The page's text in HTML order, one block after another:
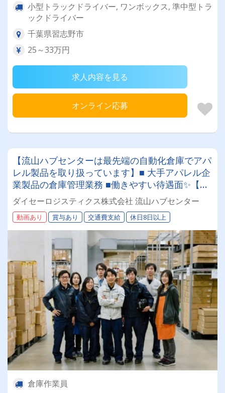
小型トラックドライバー, ワンボックス, 準中型トラ
ックドライバー
千葉県習志野市
25～33万円
求人内容を見る
オンライン応募
【流山ハブセンターは最先端の自動化倉庫でアパ
レル製品を取り扱っています】■ 大手アパレル企
業製品の倉庫管理業務 ■働きやすい待遇面✨【✓
賞与 ✓退職金 ✓月9日以上休み】充実のサポート
＆フォロー♪♪業界未経験から始められます！！
ダイセーロジスティクス株式会社 流山ハブセンター
動画あり 賞与あり 交通費支給 休日8日以上
倉庫作業員